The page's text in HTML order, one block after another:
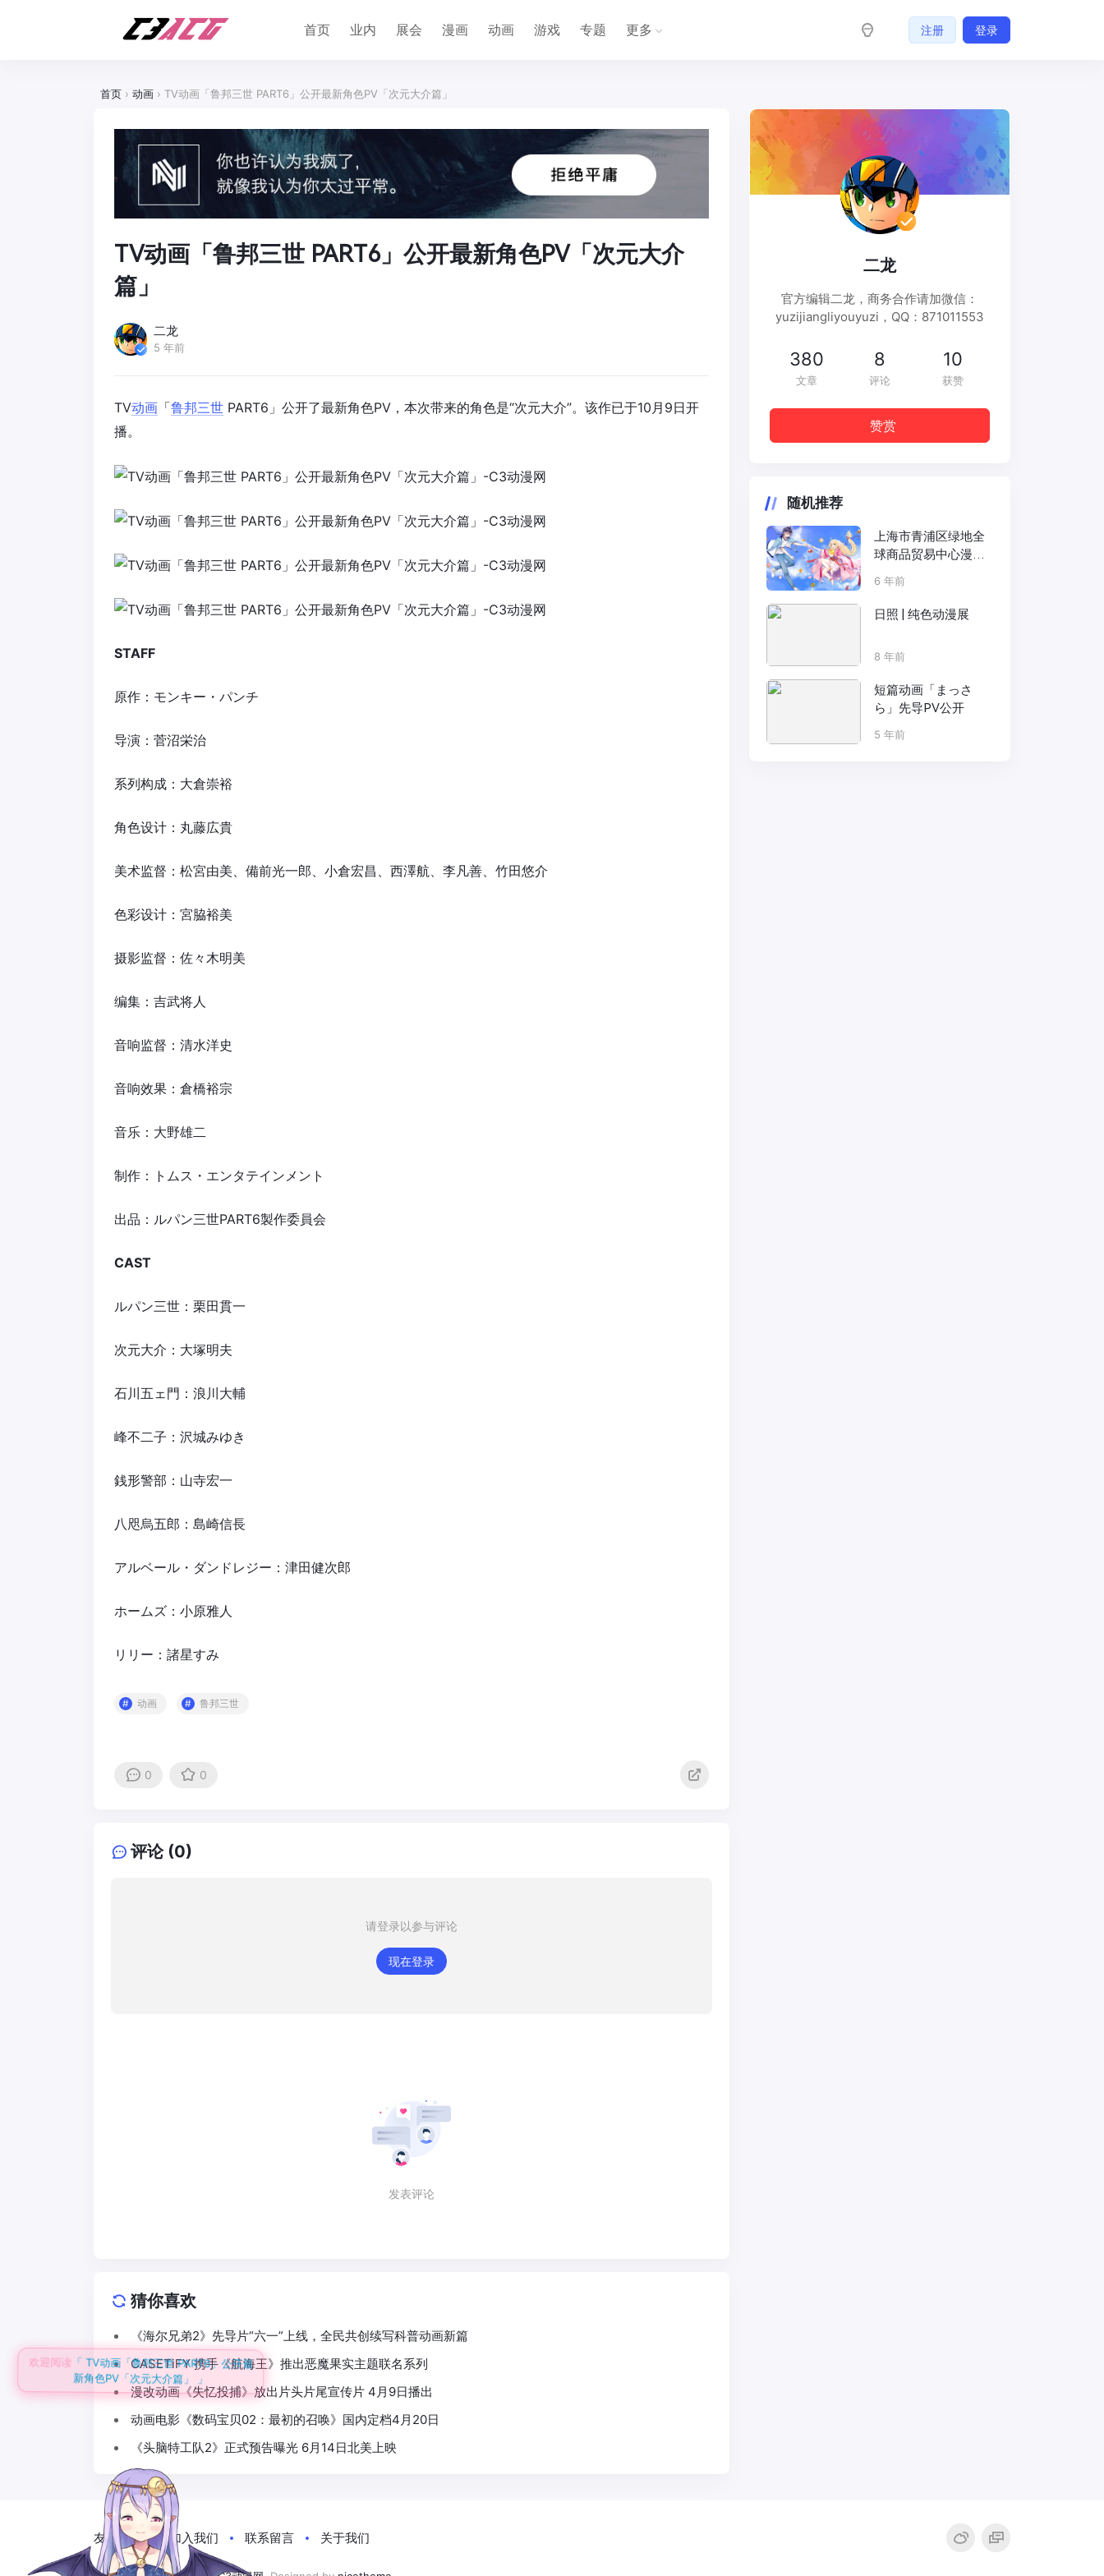
首页 业内 展会 漫画 动画 游戏 专题 更多 注册 登录
首页 › 动画 › TV动画「鲁邦三世 PART6」公开最新角色PV「次元大介篇」
TV动画「鲁邦三世 PART6」公开最新角色PV「次元大介
篇」
二龙
5 年前
TV动画 「鲁邦三世 PART6」公开了最新角色PV，本次带来的角色是“次元大介”。该作已于10月9日开
播。
STAFF
原作：モンキー・パンチ
导演：菅沼栄治
系列构成：大倉崇裕
角色设计：丸藤広貴
美术监督：松宮由美、備前光一郎、小倉宏昌、西澤航、李凡善、竹田悠介
色彩设计：宮脇裕美
摄影监督：佐々木明美
编集：吉武将人
音响监督：清水洋史
音响效果：倉橋裕宗
音乐：大野雄二
制作：トムス・エンタテインメント
出品：ルパン三世PART6製作委員会
CAST
ルパン三世：栗田貫一
次元大介：大塚明夫
石川五ェ門：浪川大輔
峰不二子：沢城みゆき
銭形警部：山寺宏一
八咫烏五郎：島崎信長
アルベール・ダンドレジー：津田健次郎
ホームズ：小原雅人
リリー：諸星すみ
动画 鲁邦三世
0 0
评论 (0)
请登录以参与评论
现在登录
发表评论
猜你喜欢
《海尔兄弟2》先导片“六一”上线，全民共创续写科普动画新篇
CASETiFY 携手《航海王》推出恶魔果实主题联名系列
漫改动画《失忆投捕》放出片头片尾宣传片 4月9日播出
动画电影《数码宝贝02：最初的召唤》国内定档4月20日
《头脑特工队2》正式预告曝光 6月14日北美上映
二龙
官方编辑二龙，商务合作请加微信：
yuzijiangliyouyuzi，QQ：871011553
380
文章
8
评论
10
获赞
赞赏
随机推荐
上海市青浦区绿地全
球商品贸易中心漫展
活动来袭，cosplay，
国风，二次元，更多
动漫元素静待现场发
6 年前
日照 | 纯色动漫展
8 年前
短篇动画「まっさ
ら」先导PV公开
5 年前
友情链接 加入我们 联系留言 关于我们
欢迎阅读「 TV动画「鲁邦三世 PART6」公开最
新角色PV「次元大介篇」 」